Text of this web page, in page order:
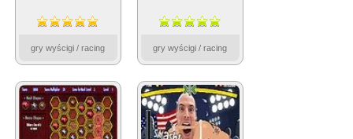
gry wyścigi / racing gry wyścigi / racing